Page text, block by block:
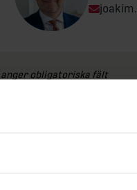
Email:
anger obligatoriska fält